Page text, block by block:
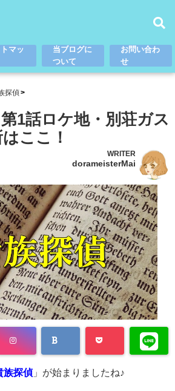
マッ
当ブログに
ついて
お問い合わ
せ
探偵
第1話ロケ地・別荘ガス
ここ！
WRITER
dorameisterMai
族探偵」が始まりましたね♪